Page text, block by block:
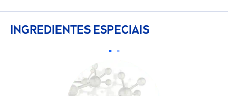
INGREDIENTES ESPECIAIS